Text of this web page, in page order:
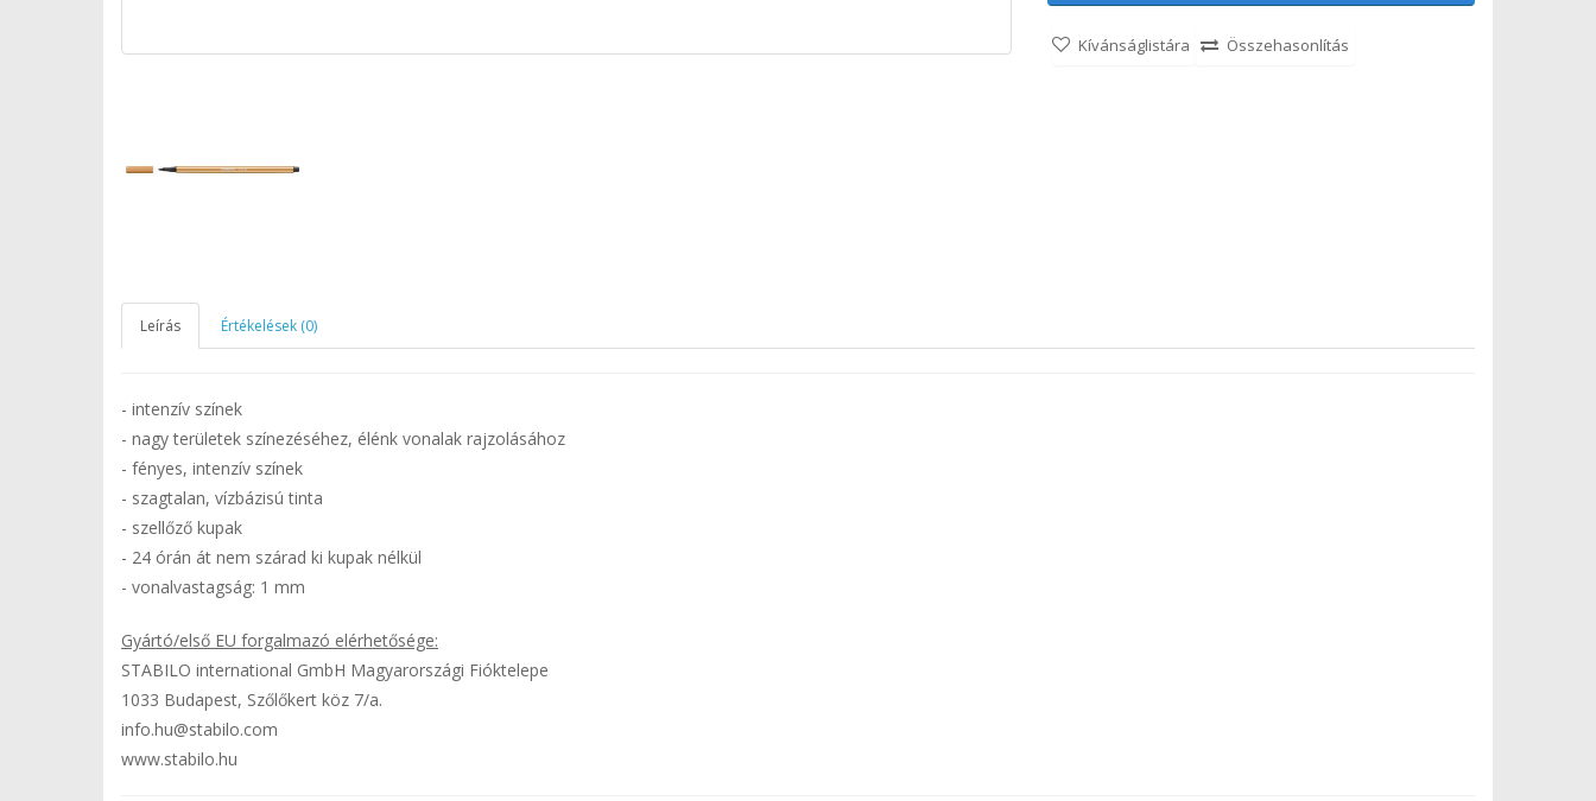
Kívánságlistára Összehasonlítás
Leírás Értékelések (0)
- intenzív színek
- nagy területek színezéséhez, élénk vonalak rajzolásához
- fényes, intenzív színek
- szagtalan, vízbázisú tinta
- szellőző kupak
- 24 órán át nem szárad ki kupak nélkül
- vonalvastagság: 1 mm
Gyártó/első EU forgalmazó elérhetősége:
STABILO international GmbH Magyarországi Fióktelepe
1033 Budapest, Szőlőkert köz 7/a.
info.hu@stabilo.com
www.stabilo.hu